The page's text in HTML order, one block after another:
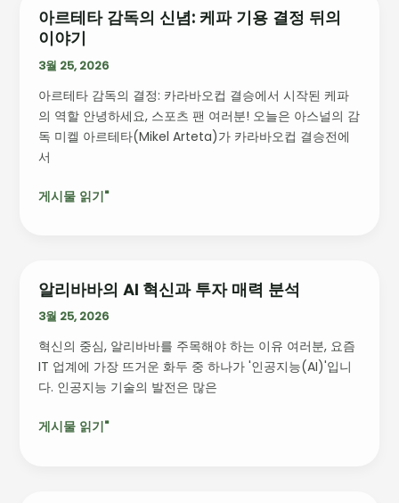
시
집
100
만
부
기
념
에
션
아르테타 감독의 신념: 케파 기용 결정 뒤의
이야기
3월 25, 2026
아르테타 감독의 결정: 카라바오컵 결승에서 시작된 케파
의 역할 안녕하세요, 스포츠 팬 여러분! 오늘은 아스널의 감
독 미켈 아르테타(Mikel Arteta)가 카라바오컵 결승전에
서
아
르
테
타
감
독
의
신
케
결
정
뒤
의
이
야
게시물 읽기"
알리바바의 AI 혁신과 투자 매력 분석
3월 25, 2026
혁신의 중심, 알리바바를 주목해야 하는 이유 여러분, 요즘
IT 업계에 가장 뜨거운 화두 중 하나가 '인공지능(AI)'입니
다. 인공지능 기술의 발전은 많은
알
리
바
의
AI
신
게시물 읽기"